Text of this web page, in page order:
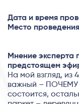
Дата и время
Место проведения
Мнение эксперта
предстоящем
На мой взгляд, из
важный – ПОЧЕМУ
состоится,